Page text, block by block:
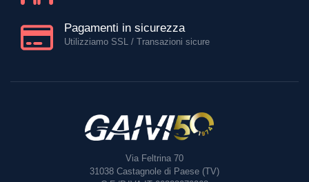
Pagamenti in sicurezza
Utilizziamo SSL / Transazioni sicure
Via Feltrina 70
31038 Castagnole di Paese (TV)